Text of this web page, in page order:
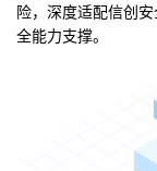
险，深度适配信创
全能力支撑。